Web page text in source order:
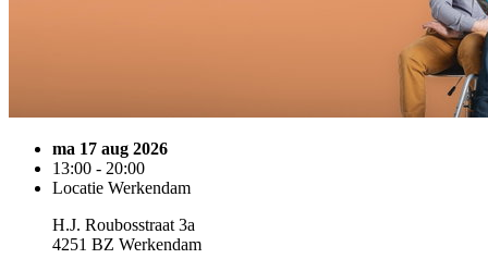
ma 17 aug 2026
13:00 - 20:00
Locatie Werkendam
H.J. Roubosstraat 3a
4251 BZ Werkendam